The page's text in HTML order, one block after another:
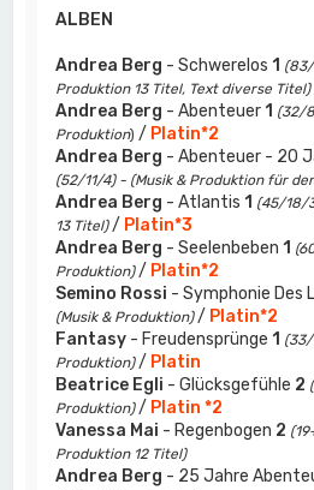
ALBEN
Andrea Berg - Schwerelos 1 (83/
Produktion 13 Titel, Text diverse Titel)
Andrea Berg - Abenteuer 1 (32/
Produktion) / Platin*2
Andrea Berg - Abenteuer - 20
(52/11/4) - (Musik & Produktion für
Andrea Berg - Atlantis 1 (45/18/
13 Titel)/ Platin*3
Andrea Berg - Seelenbeben 1
Produktion)/ Platin*2
Semino Rossi - Symphonie Des
(Musik & Produktion)/ Platin*2
Fantasy - Freudensprünge 1 (33/
Produktion)/ Platin
Beatrice Egli - Glücksgefühle 2
Produktion)/ Platin *2
Vanessa Mai - Regenbogen 2
Produktion 12 Titel)
Andrea Berg - 25 Jahre